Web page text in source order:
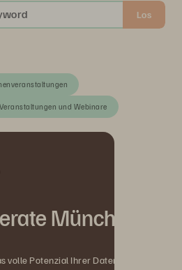
Los
und Webinare
München
volle Potenzial Ihrer Daten nutzen